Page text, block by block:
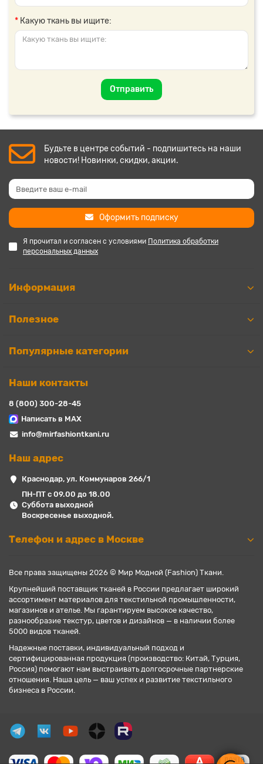
Какую ткань вы ищите:
Отправить
Будьте в центре событий - подпишитесь на наши
новости! Новинки, скидки, акции.
Оформить подписку
Я прочитал и согласен с условиями Политика обработки
персональных данных
Информация
Полезное
Популярные категории
Наши контакты
8 (800) 300-28-45
Написать в MAX
info@mirfashiontkani.ru
Наш адрес
Краснодар, ул. Коммунаров 266/1
ПН-ПТ с 09.00 до 18.00
Суббота выходной
Воскресенье выходной.
Телефон и адрес в Москве
Все права защищены 2026 © Мир Модной (Fashion) Ткани.
Крупнейший поставщик тканей в России предлагает широкий
ассортимент материалов для текстильной промышленности,
магазинов и ателье. Мы гарантируем высокое качество,
разнообразие текстур, цветов и дизайнов — в наличии более
5000 видов тканей.
Надежные поставки, индивидуальный подход и
сертифицированная продукция (производство: Китай, Турция,
Россия) помогают нам выстраивать долгосрочные партнерские
отношения. Наша цель — ваш успех и развитие текстильного
бизнеса в России.